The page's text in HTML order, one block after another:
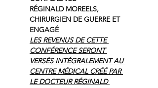
RÉGINALD MOREELS,
CHIRURGIEN DE GUERRE ET
ENGAGÉ
LES REVENUS DE CETTE
CONFÉRENCE SERONT
VERSÉS INTÉGRALEMENT AU
CENTRE MÉDICAL CRÉÉ PAR
LE DOCTEUR RÉGINALD